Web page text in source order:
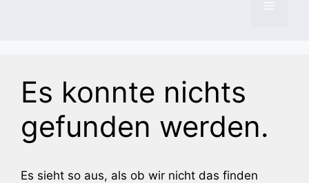
Es konnte nichts
gefunden werden.
Es sieht so aus, als ob wir nicht das finden